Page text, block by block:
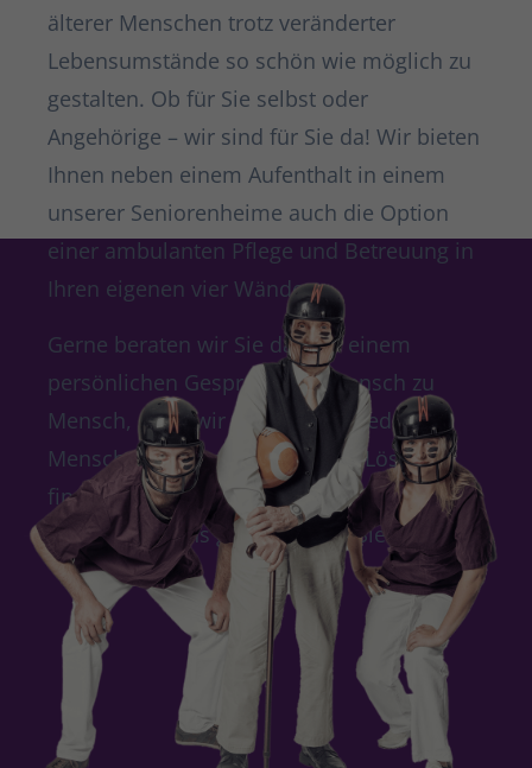
älterer Menschen trotz veränderter
Lebensumstände so schön wie möglich zu
gestalten. Ob für Sie selbst oder
Angehörige – wir sind für Sie da! Wir bieten
Ihnen neben einem Aufenthalt in einem
unserer Seniorenheime auch die Option
einer ambulanten Pflege und Betreuung in
Ihren eigenen vier Wänden.
Gerne beraten wir Sie dazu in einem
persönlichen Gespräch von Mensch zu
Mensch, denn wir möchten für jeden
Menschen die individuell beste Lösung
finden. Rufen Sie uns deshalb einfach an -
wir nehmen uns gerne Zeit für Sie!